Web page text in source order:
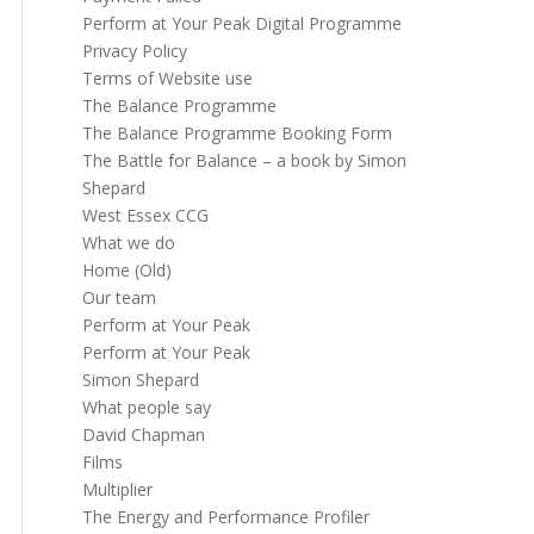
Perform at Your Peak Digital Programme
Privacy Policy
Terms of Website use
The Balance Programme
The Balance Programme Booking Form
The Battle for Balance – a book by Simon
Shepard
West Essex CCG
What we do
Home (Old)
Our team
Perform at Your Peak
Perform at Your Peak
Simon Shepard
What people say
David Chapman
Films
Multiplier
The Energy and Performance Profiler